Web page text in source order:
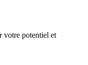
votre potentiel et